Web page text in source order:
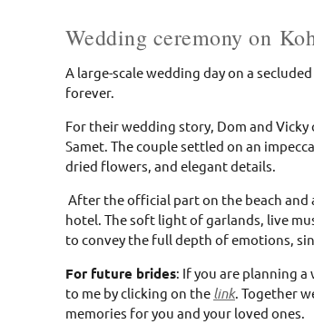
Wedding ceremony on
A large-scale wedding day on a
forever.
For their wedding story, Dom and
Samet. The couple settled on an
dried flowers, and elegant details.
After the official part on the beach
hotel. The soft light of garlands, live
to convey the full depth of emotions,
For future brides: If you are planning
to me by clicking on the link. Together
memories for you and your loved ones.